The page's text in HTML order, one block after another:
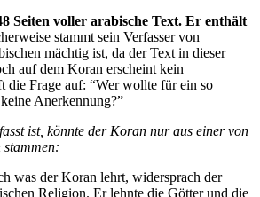
Seiten voller arabische Text. Er enthält
stammt sein Verfasser von
mächtig ist, da der Text in dieser
auf dem Koran erscheint kein
die Frage auf: “Wer wollte für ein so
Anerkennung?”
ist, könnte der Koran nur aus einer von
was der Koran lehrt, widersprach der
Religion. Er lehnte die Götter und die